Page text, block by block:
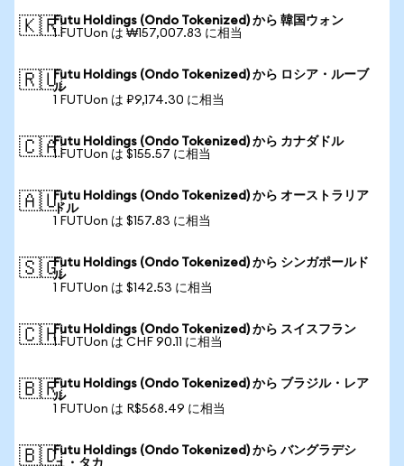
🇰🇷Futu Holdings (Ondo Tokenized) から 韓国ウォン
1 FUTUon は ₩157,007.83 に相当
🇷🇺Futu Holdings (Ondo Tokenized) から ロシア・ルーブ
ル
1 FUTUon は ₽9,174.30 に相当
🇨🇦Futu Holdings (Ondo Tokenized) から カナダドル
1 FUTUon は $155.57 に相当
🇦🇺Futu Holdings (Ondo Tokenized) から オーストラリア
ドル
1 FUTUon は $157.83 に相当
🇸🇬Futu Holdings (Ondo Tokenized) から シンガポールド
ル
1 FUTUon は $142.53 に相当
🇨🇭Futu Holdings (Ondo Tokenized) から スイスフラン
1 FUTUon は CHF 90.11 に相当
🇧🇷Futu Holdings (Ondo Tokenized) から ブラジル・レア
ル
1 FUTUon は R$568.49 に相当
🇧🇩Futu Holdings (Ondo Tokenized) から バングラデシ
ュ・タカ